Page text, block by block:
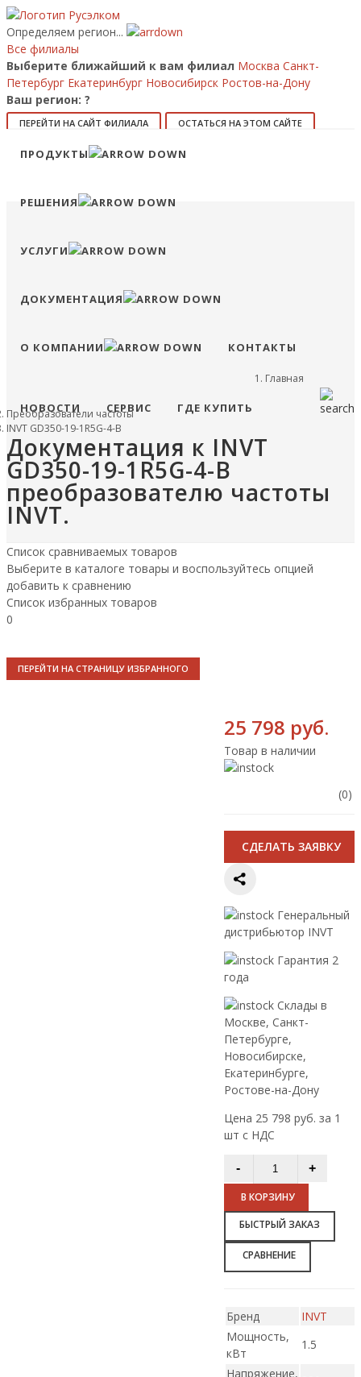
Определяем регион...
Все филиалы
Выберите ближайший к вам филиал Москва Санкт-
Петербург Екатеринбург Новосибирск Ростов-на-Дону
Ваш регион: ?
ПЕРЕЙТИ НА САЙТ ФИЛИАЛА ОСТАТЬСЯ НА ЭТОМ САЙТЕ
Позвонить
Сравнение
ПРОДУКТЫ
РЕШЕНИЯ
УСЛУГИ
ДОКУМЕНТАЦИЯ
О КОМПАНИИ КОНТАКТЫ
НОВОСТИ СЕРВИС ГДЕ КУПИТЬ
Главная
Преобразователи частоты
INVT GD350-19-1R5G-4-B
Документация к INVT
GD350-19-1R5G-4-B
преобразователю частоты
INVT.
Список сравниваемых товаров
Выберите в каталоге товары и воспользуйтесь опцией
добавить к сравнению
Список избранных товаров
0
ПЕРЕЙТИ НА СТРАНИЦУ ИЗБРАННОГО
25 798 руб.
Товар в наличии
(0)
CДЕЛАТЬ ЗАЯВКУ
Генеральный
дистрибьютор INVT
Гарантия 2
года
Склады в
Москве, Санкт-
Петербурге,
Новосибирске,
Екатеринбурге,
Ростове-на-Дону
Цена 25 798 руб. за 1
шт с НДС
В КОРЗИНУ
БЫСТРЫЙ ЗАКАЗ
СРАВНЕНИЕ
Бренд
INVT
Мощность,
кВт
1.5
Напряжение,